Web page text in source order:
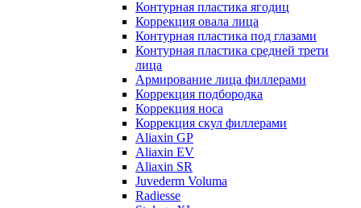
Контурная пластика ягодиц
Коррекция овала лица
Контурная пластика под глазами
Контурная пластика средней трети
лица
Армирование лица филлерами
Коррекция подбородка
Коррекция носа
Коррекция скул филлерами
Aliaxin GP
Aliaxin EV
Aliaxin SR
Juvederm Voluma
Radiesse